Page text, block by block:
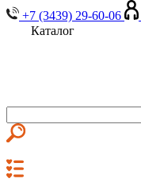
+7 (3439) 29-60-06
Каталог